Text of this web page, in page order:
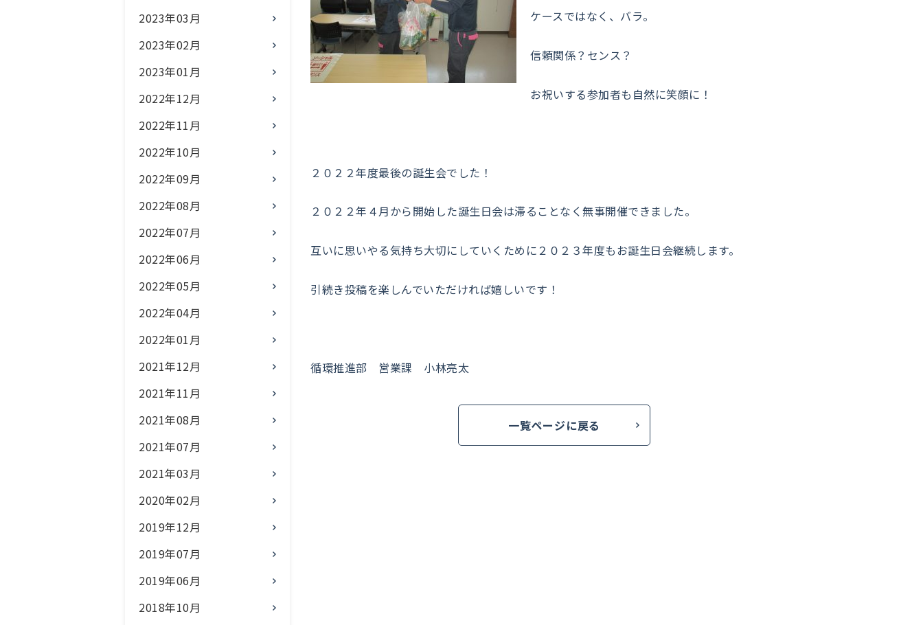
2023年03月
2023年02月
2023年01月
2022年12月
2022年11月
2022年10月
2022年09月
2022年08月
2022年07月
2022年06月
2022年05月
2022年04月
2022年01月
2021年12月
2021年11月
2021年08月
2021年07月
2021年03月
2020年02月
2019年12月
2019年07月
2019年06月
2018年10月
ケースではなく、バラ。
信頼関係？センス？
お祝いする参加者も自然に笑顔に！
２０２２年度最後の誕生会でした！
２０２２年４月から開始した誕生日会は滞ることなく無事開催できました。
互いに思いやる気持ち大切にしていくために２０２３年度もお誕生日会継続します。
引続き投稿を楽しんでいただければ嬉しいです！
循環推進部 営業課 小林亮太
一覧ページに戻る